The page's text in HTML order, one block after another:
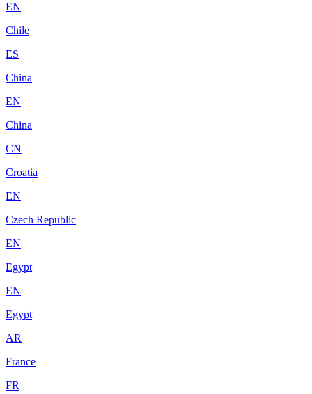
EN
Chile
ES
China
EN
China
CN
Croatia
EN
Czech Republic
EN
Egypt
EN
Egypt
AR
France
FR